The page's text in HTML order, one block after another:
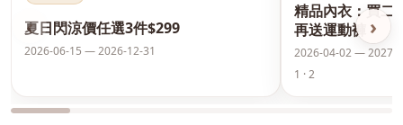
‹ ›
夏日閃涼價任選3件$299
2026-06-15 — 2026-12-31
精品內衣：買二
再送運動褲
2026-04-02 — 2027-
1 · 2